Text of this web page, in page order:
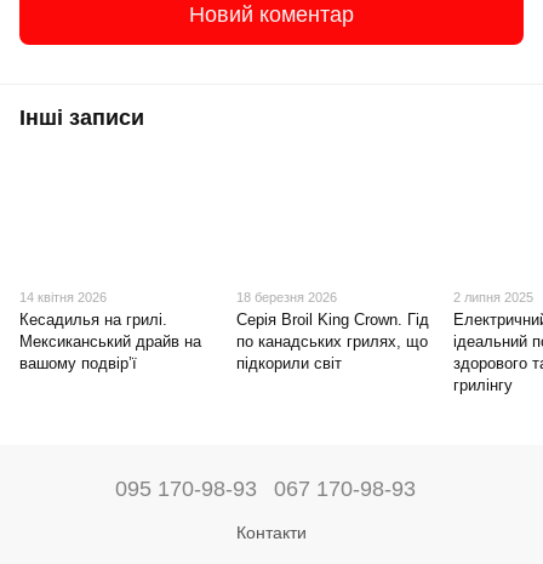
Новий коментар
Інші записи
14 квітня 2026
Кесадилья на грилі.
Мексиканський драйв на
вашому подвір’ї
18 березня 2026
Серія Broil King Crown. Гід
по канадських грилях, що
підкорили світ
2 липня 2025
ідеальний
здорового
грилінгу
095 170-98-93 067 170-98-93
Контакти